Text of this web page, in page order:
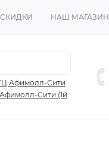
СКИДКИ НАШ МАГАЗИН
Афимолл-Сити
Сити (1й